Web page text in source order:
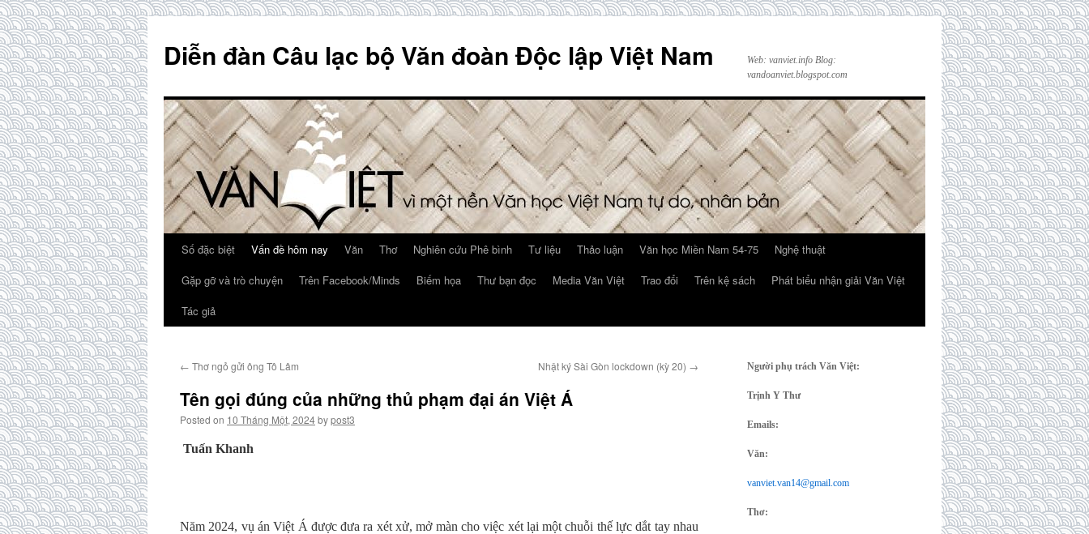
content
Diễn đàn Câu lạc bộ Văn đoàn Độc lập Việt Nam
Web: vanviet.info Blog:
vandoanviet.blogspot.com
Số đặc biệt Vấn đề hôm nay Văn Thơ Nghiên cứu Phê bình Tư liệu Thảo luận Văn học Miền Nam 54-75
Nghệ thuật
Gặp gỡ và trò chuyện
Trên Facebook/Minds Biếm họa Thư bạn đọc Media Văn Việt Trao đổi Trên kệ sách
Phát biểu nhận giải Văn Việt
Tác giả
← Thơ ngỏ gửi ông Tô Lâm Nhật ký Sài Gòn lockdown (kỳ 20) →
Tên gọi đúng của những thủ phạm đại án Việt Á
Posted on 10 Tháng Một, 2024bypost3
Tuấn Khanh
Năm 2024, vụ án Việt Á được đưa ra xét xử, mở màn cho việc xét lại một chuỗi thế lực dắt tay nhau
Người phụ trách Văn Việt:
Trịnh Y Thư
Emails:
Văn:
vanviet.van14@gmail.com
Thơ: